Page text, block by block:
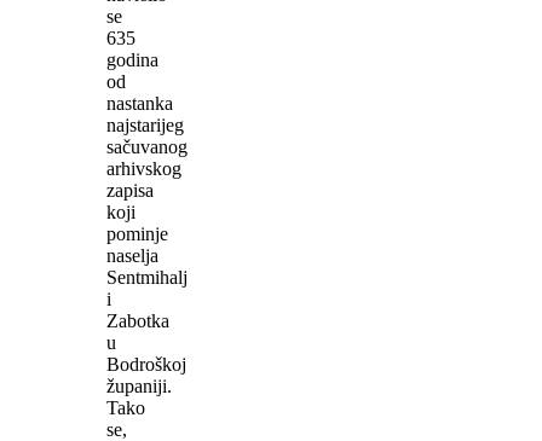
se
635
godina
od
nastanka
najstarijeg
sačuvanog
arhivskog
zapisa
koji
pominje
naselja
Sentmihalj
i
Zabotka
u
Bodroškoj
županiji.
Tako
se,